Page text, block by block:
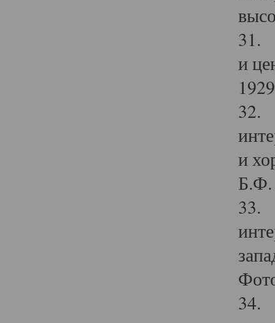
31.
и
32.
и
Б.Ф.
33.
34.